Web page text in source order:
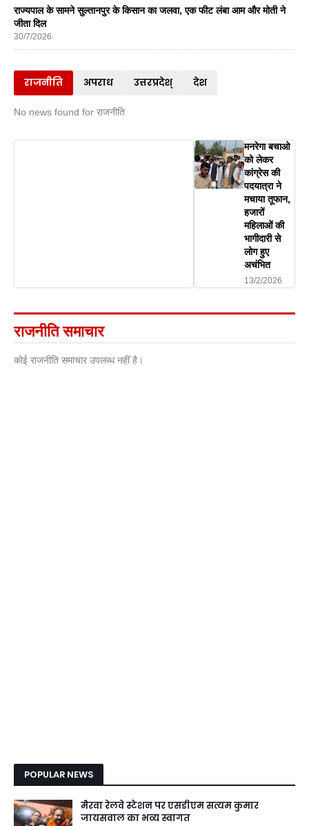
राज्यपाल के सामने सुल्तानपुर के किसान का जलवा, एक फीट लंबा आम और मोती ने
जीता दिल
30/7/2026
राजनीति अपराध उत्तरप्रदेश् देश
No news found for राजनीति
मनरेगा बचाओ
को लेकर
कांग्रेस की
पदयात्रा ने
मचाया तूफान,
हजारों
महिलाओं की
भागीदारी से
लोग हुए
अचंभित
13/2/2026
राजनीति समाचार
कोई राजनीति समाचार उपलब्ध नहीं है।
POPULAR NEWS
मैरवा रेलवे स्टेशन पर एसडीएम सत्यम कुमार
जायसवाल का भव्य स्वागत